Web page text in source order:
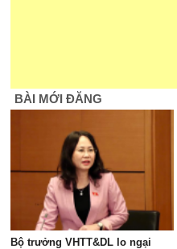
BÀI MỚI ĐĂNG
Bộ trưởng VHTT&DL lo ngại